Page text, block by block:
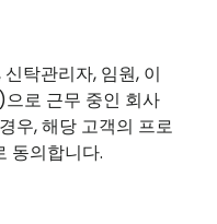
탁관리자, 임원, 이
로 근무 중인 회사
우, 해당 고객의 프로
동의합니다.